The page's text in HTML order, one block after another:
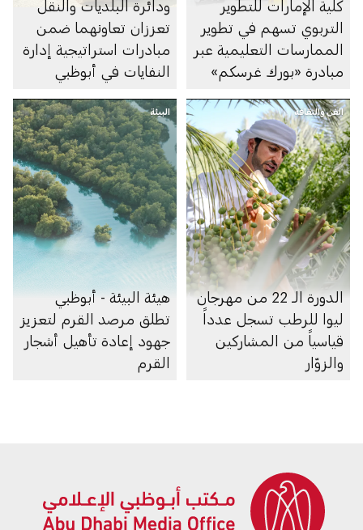
كلية الإمارات للتطوير
التربوي تسهم في تطوير
الممارسات التعليمية عبر
مبادرة «بورك غرسكم»
ودائرة البلديات والنقل
تعززان تعاونهما ضمن
مبادرات استراتيجية إدارة
النفايات في أبوظبي
الفن والثقافة
الدورة الـ 22 من مهرجان
ليوا للرطب تسجل عدداً
قياسياً من المشاركين
والزوّار
البيئة
هيئة البيئة - أبوظبي
تطلق مرصد القرم لتعزيز
جهود إعادة تأهيل أشجار
القرم